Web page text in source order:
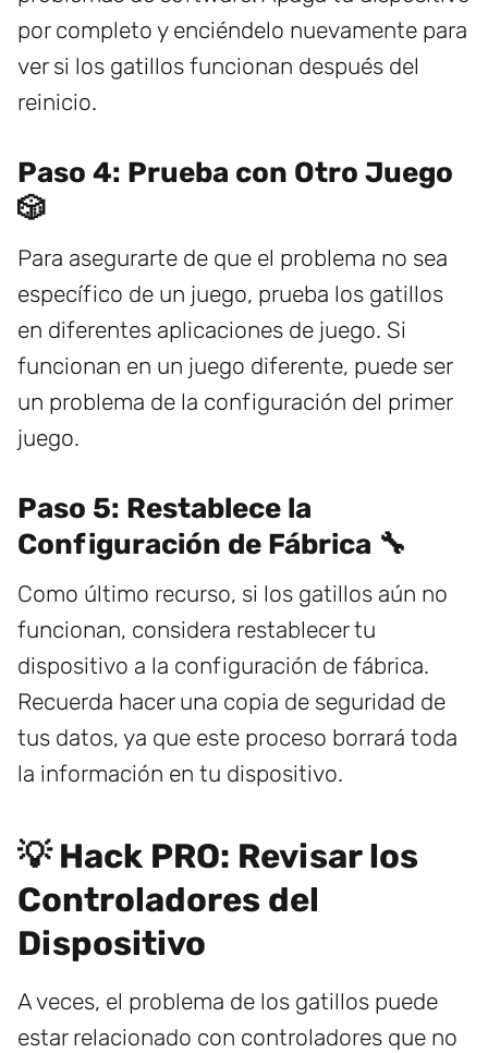
por completo y enciéndelo nuevamente para
ver si los gatillos funcionan después del
reinicio.
Paso 4: Prueba con Otro Juego
🎲
Para asegurarte de que el problema no sea
específico de un juego, prueba los gatillos
en diferentes aplicaciones de juego. Si
funcionan en un juego diferente, puede ser
un problema de la configuración del primer
juego.
Paso 5: Restablece la
Configuración de Fábrica 🔧
Como último recurso, si los gatillos aún no
funcionan, considera restablecer tu
dispositivo a la configuración de fábrica.
Recuerda hacer una copia de seguridad de
tus datos, ya que este proceso borrará toda
la información en tu dispositivo.
💡 Hack PRO: Revisar los
Controladores del
Dispositivo
A veces, el problema de los gatillos puede
estar relacionado con controladores que no